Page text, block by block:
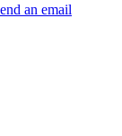
an email